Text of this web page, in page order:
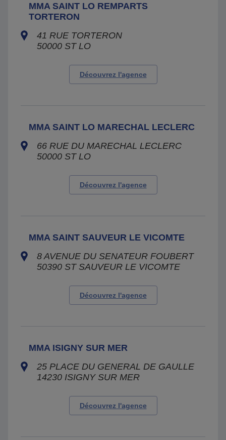
MMA SAINT LO REMPARTS
TORTERON
41 RUE TORTERON
50000 ST LO
Découvrez l'agence
MMA SAINT LO MARECHAL LECLERC
66 RUE DU MARECHAL LECLERC
50000 ST LO
Découvrez l'agence
MMA SAINT SAUVEUR LE VICOMTE
8 AVENUE DU SENATEUR FOUBERT
50390 ST SAUVEUR LE VICOMTE
Découvrez l'agence
MMA ISIGNY SUR MER
25 PLACE DU GENERAL DE GAULLE
14230 ISIGNY SUR MER
Découvrez l'agence